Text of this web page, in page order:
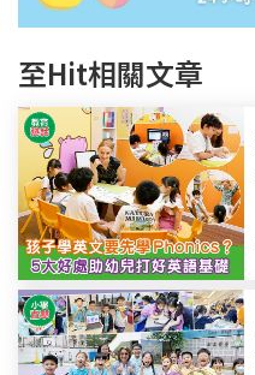
至Hit相關文章